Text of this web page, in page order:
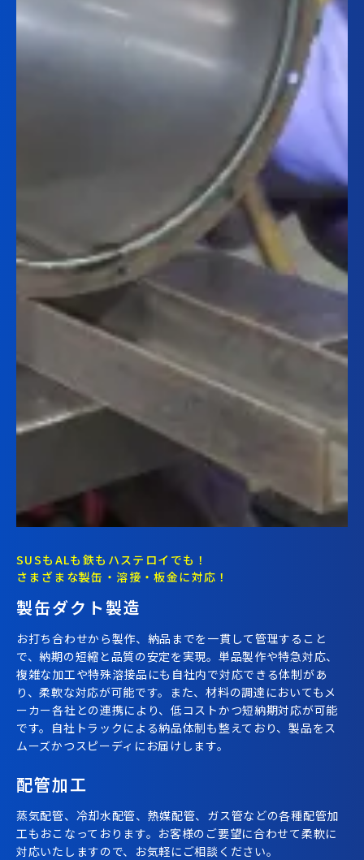
SUSもALも鉄もハステロイでも！
さまざまな製缶・溶接・板金に対応！
製缶ダクト製造
お打ち合わせから製作、納品までを一貫して管理すること
で、納期の短縮と品質の安定を実現。単品製作や特急対応、
複雑な加工や特殊溶接品にも自社内で対応できる体制があ
り、柔軟な対応が可能です。また、材料の調達においてもメ
ーカー各社との連携により、低コストかつ短納期対応が可能
です。自社トラックによる納品体制も整えており、製品をス
ムーズかつスピーディにお届けします。
配管加工
蒸気配管、冷却水配管、熱媒配管、ガス管などの各種配管加
工もおこなっております。お客様のご要望に合わせて柔軟に
対応いたしますので、お気軽にご相談ください。